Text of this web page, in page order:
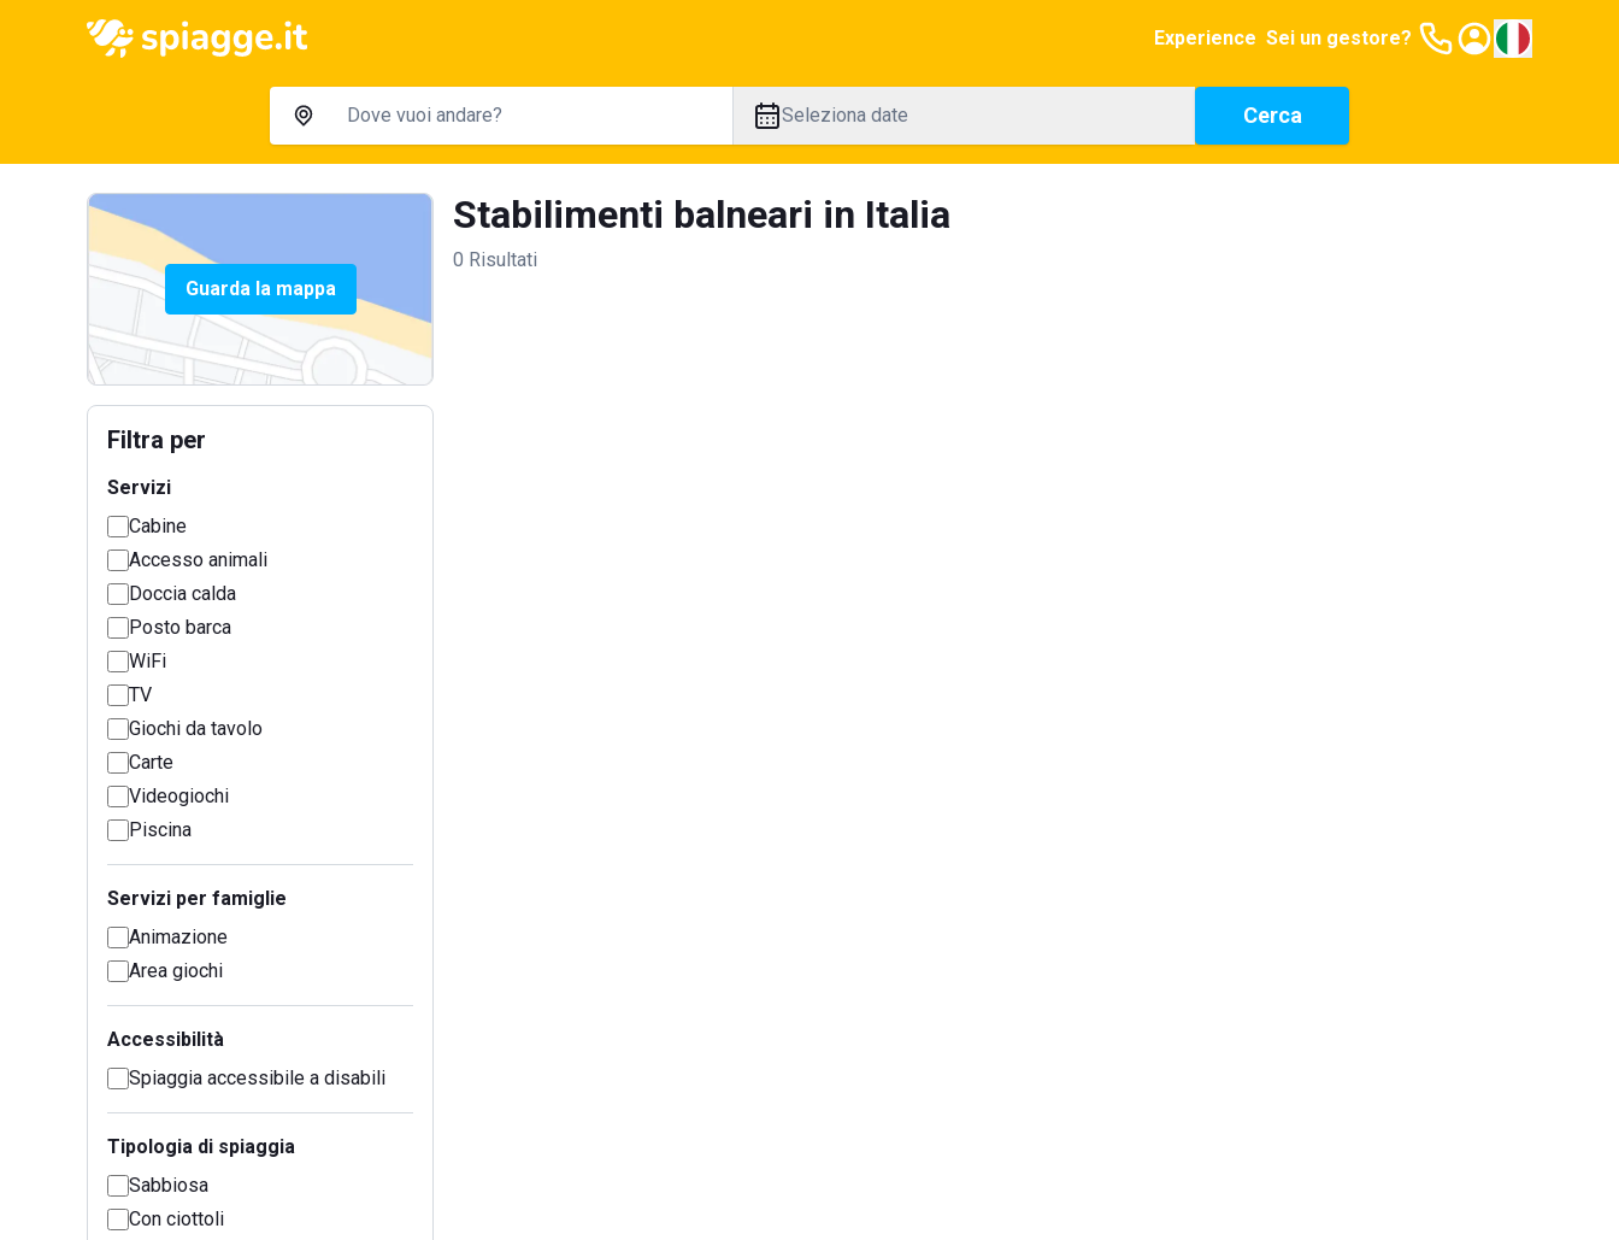
Experience Sei un gestore?
Seleziona date Cerca
Guarda la mappa
Filtra per
Servizi
Cabine
Accesso animali
Doccia calda
Posto barca
WiFi
TV
Giochi da tavolo
Carte
Videogiochi
Piscina
Servizi per famiglie
Animazione
Area giochi
Accessibilità
Spiaggia accessibile a disabili
Tipologia di spiaggia
Sabbiosa
Con ciottoli
Stabilimenti balneari in Italia
0 Risultati